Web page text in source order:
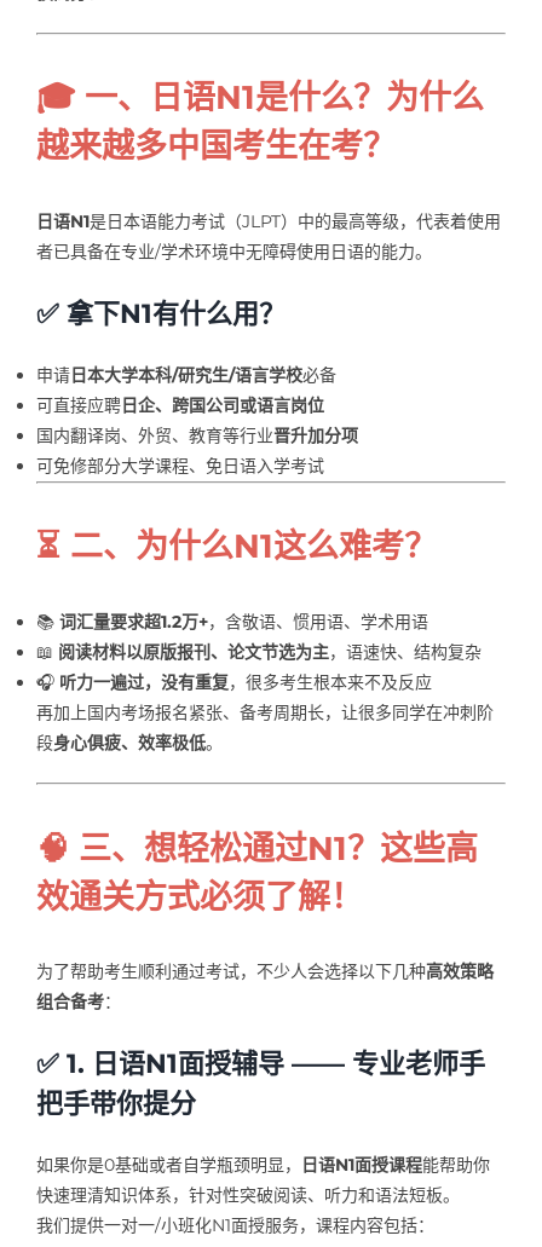
🎓 一、日语N1是什么？为什么
越来越多中国考生在考？
日语N1是日本语能力考试（JLPT）中的最高等级，代表着使用
者已具备在专业/学术环境中无障碍使用日语的能力。
✅ 拿下N1有什么用？
申请日本大学本科/研究生/语言学校必备
可直接应聘日企、跨国公司或语言岗位
国内翻译岗、外贸、教育等行业晋升加分项
可免修部分大学课程、免日语入学考试
⏳ 二、为什么N1这么难考？
📚 词汇量要求超1.2万+，含敬语、惯用语、学术用语
📖 阅读材料以原版报刊、论文节选为主，语速快、结构复杂
🎧 听力一遍过，没有重复，很多考生根本来不及反应
再加上国内考场报名紧张、备考周期长，让很多同学在冲刺阶
段身心俱疲、效率极低。
🧠 三、想轻松通过N1？这些高
效通关方式必须了解！
为了帮助考生顺利通过考试，不少人会选择以下几种高效策略
组合备考：
✅ 1. 日语N1面授辅导 —— 专业老师手
把手带你提分
如果你是0基础或者自学瓶颈明显， 日语N1面授课程能帮助你
快速理清知识体系，针对性突破阅读、听力和语法短板。
我们提供一对一/小班化N1面授服务，课程内容包括：